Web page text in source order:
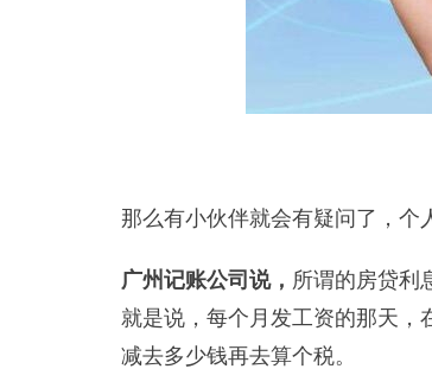
那么有小伙伴就会有疑问了，个
广州记账公司说， 所谓的房贷利
就是说，每个月发工资的那天，
减去多少钱再去算个税。